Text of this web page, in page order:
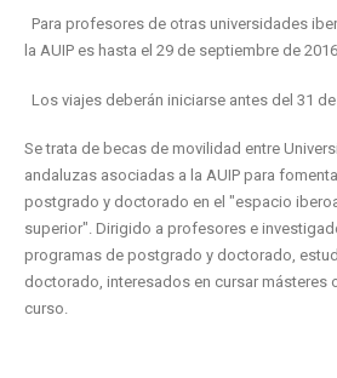
Para profesores de otras universidades
la AUIP es hasta el 29 de septiembre de 2016.
Los viajes deberán iniciarse antes del 31 de
Se trata de becas de movilidad entre
andaluzas asociadas a la AUIP para
postgrado y doctorado en el "espacio
superior". Dirigido a profesores e
programas de postgrado y doctorado,
doctorado, interesados en cursar másteres
curso.